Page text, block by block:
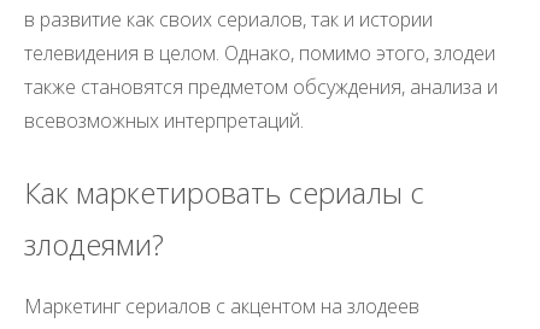
в развитие как своих сериалов, так и истории
телевидения в целом. Однако, помимо этого, злодеи
также становятся предметом обсуждения, анализа и
всевозможных интерпретаций.
Как маркетировать сериалы с
злодеями?
Маркетинг сериалов с акцентом на злодеев